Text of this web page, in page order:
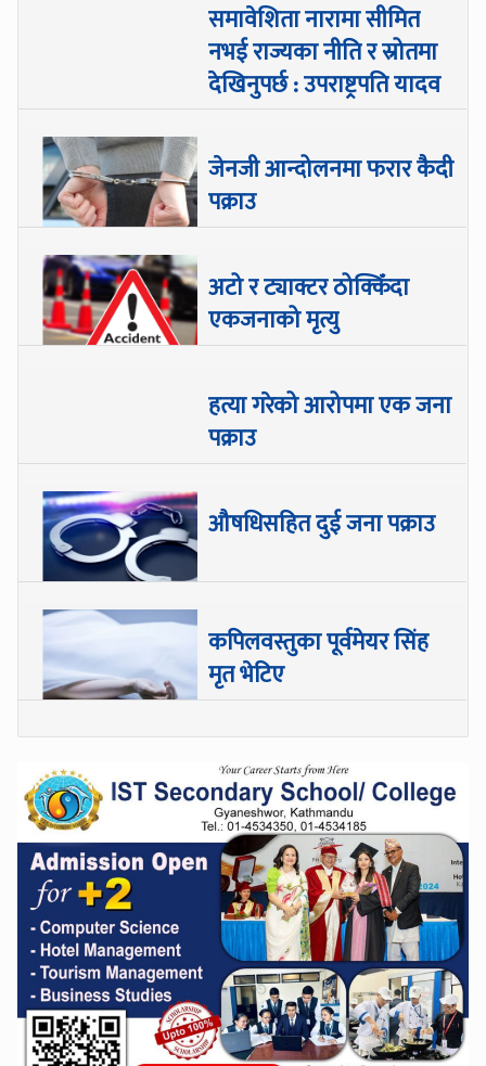
समावेशिता नारामा सीमित
नभई राज्यका नीति र स्रोतमा
देखिनुपर्छ : उपराष्ट्रपति यादव
जेनजी आन्दोलनमा फरार कैदी
पक्राउ
अटो र ट्याक्टर ठोक्किँदा
एकजनाको मृत्यु
हत्या गरेको आरोपमा एक जना
पक्राउ
औषधिसहित दुई जना पक्राउ
कपिलवस्तुका पूर्वमेयर सिंह
मृत भेटिए